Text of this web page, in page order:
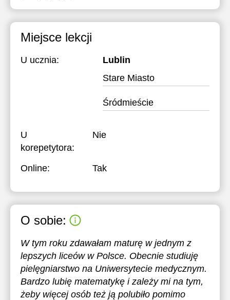
Miejsce lekcji
U ucznia:
Lublin
Stare Miasto
Śródmieście
U
korepetytora:
Nie
Online: Tak
O sobie:
W tym roku zdawałam maturę w jednym z
lepszych liceów w Polsce. Obecnie studiuję
pielęgniarstwo na Uniwersytecie medycznym.
Bardzo lubię matematykę i zależy mi na tym,
żeby więcej osób też ją polubiło pomimo
16:00